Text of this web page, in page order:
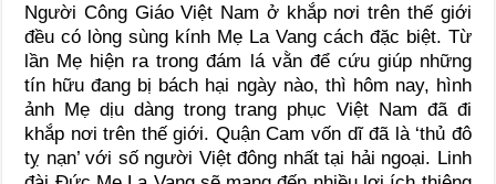
Người Công Giáo Việt Nam ở khắp nơi trên thế giới
đều có lòng sùng kính Mẹ La Vang cách đặc biệt. Từ
lần Mẹ hiện ra trong đám lá vằn để cứu giúp những
tín hữu đang bị bách hại ngày nào, thì hôm nay, hình
ảnh Mẹ dịu dàng trong trang phục Việt Nam đã đi
khắp nơi trên thế giới. Quận Cam vốn dĩ đã là ‘thủ đô
tỵ nạn’ với số người Việt đông nhất tại hải ngoại. Linh